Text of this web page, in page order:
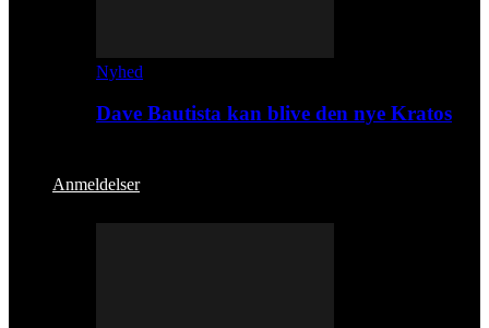
Nyhed
Dave Bautista kan blive den nye Kratos
Anmeldelser